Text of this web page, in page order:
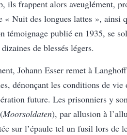
ils frappent alors aveuglément,
« Nuit des longues lattes », ainsi
témoignage publié en 1935, se
de blessés légers.
Johann Esser remet à
dénonçant les conditions de vie
future. Les prisonniers y
Moorsoldaten), par allusion à
sur l’épaule tel un fusil lors de